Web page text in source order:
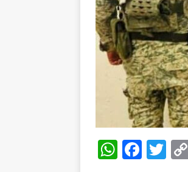
W F T